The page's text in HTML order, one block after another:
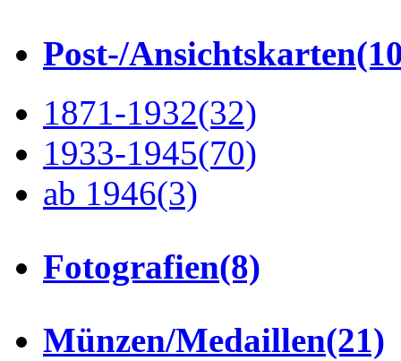
Post-/Ansichtskarten
1871-1932(32)
1933-1945(70)
ab 1946(3)
Fotografien(8)
Münzen/Medaillen(21)